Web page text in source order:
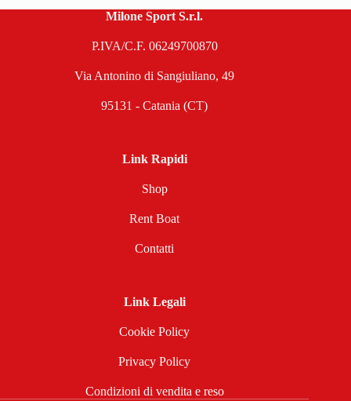
Milone Sport S.r.l.
P.IVA/C.F. 06249700870
Via Antonino di Sangiuliano, 49
95131 - Catania (CT)
Link Rapidi
Shop
Rent Boat
Contatti
Link Legali
Cookie Policy
Privacy Policy
Condizioni di vendita e reso